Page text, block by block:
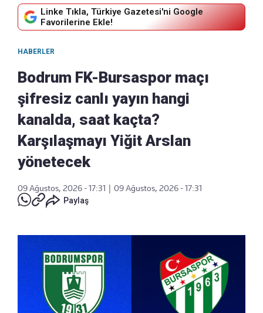
Linke Tıkla, Türkiye Gazetesi'ni Google
Favorilerine Ekle!
HABERLER
Bodrum FK-Bursaspor maçı
şifresiz canlı yayın hangi
kanalda, saat kaçta?
Karşılaşmayı Yiğit Arslan
yönetecek
09 Ağustos, 2026 - 17:31
09 Ağustos, 2026 - 17:31
Paylaş